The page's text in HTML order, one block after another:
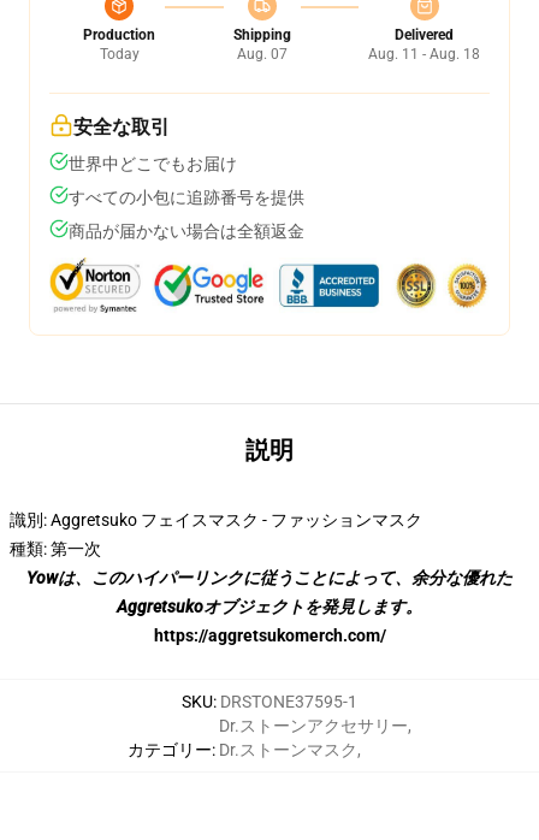
Production
Today
Shipping
Aug. 07
Delivered
Aug. 11 - Aug. 18
安全な取引
世界中どこでもお届け
すべての小包に追跡番号を提供
商品が届かない場合は全額返金
説明
識別: Aggretsuko フェイスマスク - ファッションマスク
種類: 第一次
Yowは、このハイパーリンクに従うことによって、余分な優れた
Aggretsukoオブジェクトを発見します。
https://aggretsukomerch.com/
SKU: DRSTONE37595-1
カテゴリー:
Dr.ストーンアクセサリー,
Dr.ストーンマスク,